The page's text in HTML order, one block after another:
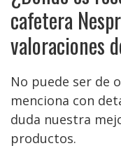
cafetera
valoraciones
No puede ser de
menciona con
duda nuestra
productos.